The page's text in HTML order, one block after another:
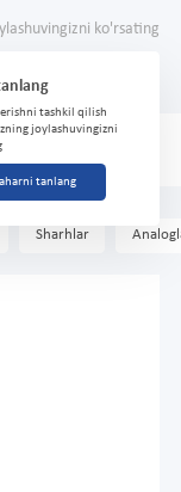
ko'rsating
tashkil qilish
joylashuvingizni
tanlang
Oqartiruvchi, 124 g
Sharhlar